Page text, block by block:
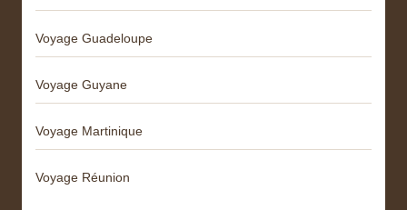
Voyage Guadeloupe
Voyage Guyane
Voyage Martinique
Voyage Réunion